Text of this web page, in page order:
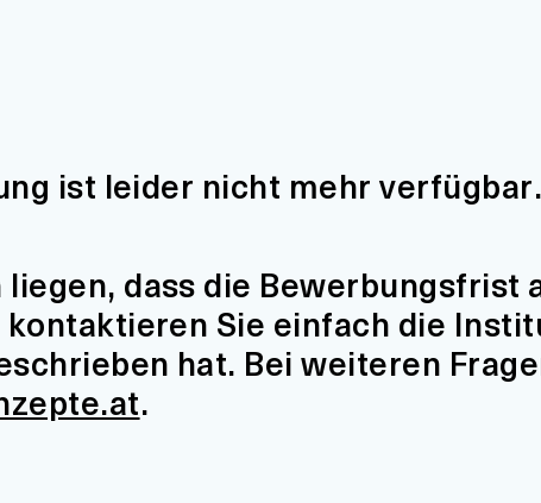
ist leider nicht mehr verfügbar.
dass die Bewerbungsfrist
Sie einfach die
hat. Bei weiteren
.